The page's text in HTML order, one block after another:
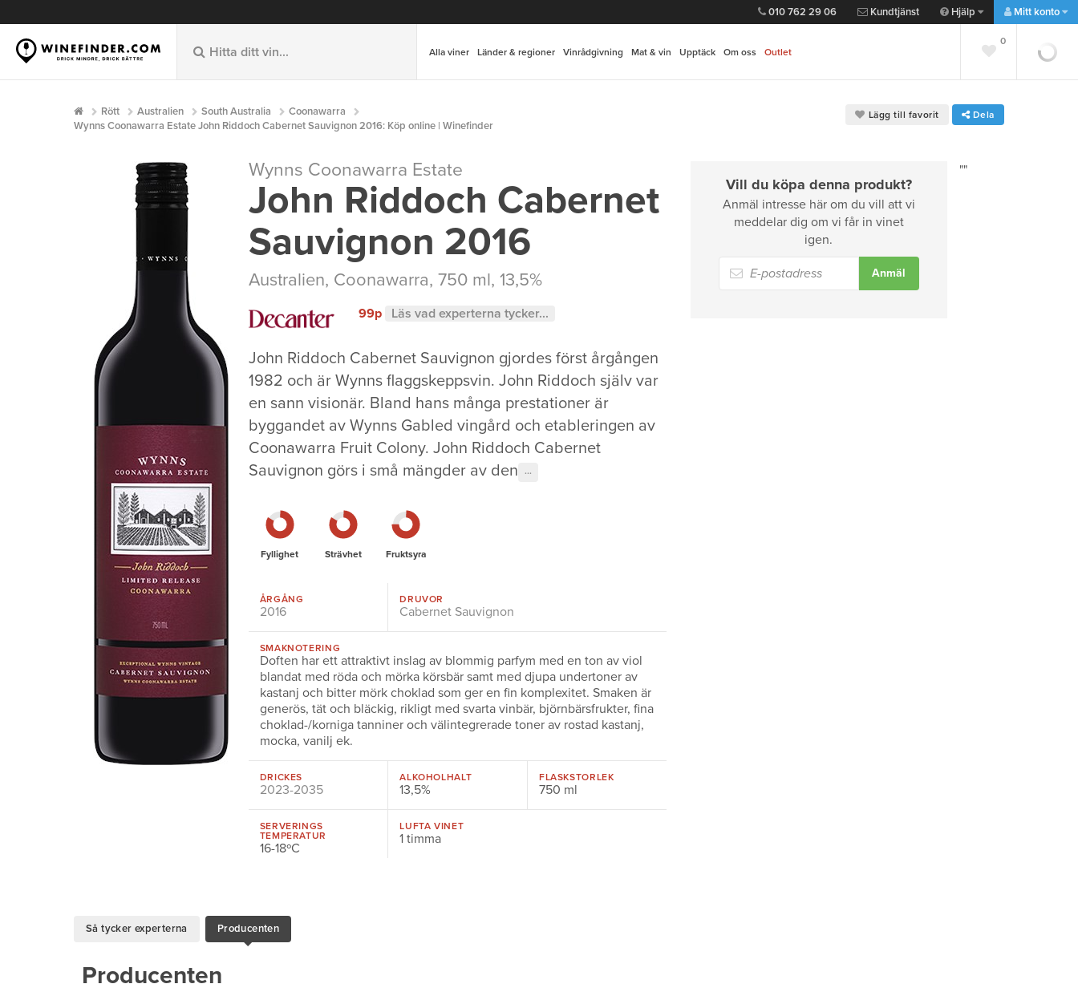
010 762 29 06 Kundtjänst Hjälp Mitt konto
Alla viner Länder & regioner Vinrådgivning Mat & vin Upptäck Om oss Outlet
0
0
Rött Australien South Australia
Coonawarra
Wynns Coonawarra Estate John Riddoch Cabernet Sauvignon 2016: Köp online | Winefinder
Lägg till favorit Dela
Wynns Coonawarra Estate
John Riddoch Cabernet
Sauvignon 2016
Australien, Coonawarra, 750 ml, 13,5%
99p Läs vad experterna tycker...
John Riddoch Cabernet Sauvignon gjordes först årgången
1982 och är Wynns flaggskeppsvin. John Riddoch själv var
en sann visionär. Bland hans många prestationer är
byggandet av Wynns Gabled vingård och etableringen av
Coonawarra Fruit Colony. John Riddoch Cabernet
Sauvignon görs i små mängder av den
···
Vill du köpa denna produkt?
Anmäl intresse här om du vill att vi
meddelar dig om vi får in vinet
igen.
Anmäl
Fyllighet Strävhet Fruktsyra
ÅRGÅNG
2016
DRUVOR
Cabernet Sauvignon
SMAKNOTERING
Doften har ett attraktivt inslag av blommig parfym med en ton av viol
blandat med röda och mörka körsbär samt med djupa undertoner av
kastanj och bitter mörk choklad som ger en fin komplexitet. Smaken är
generös, tät och bläckig, rikligt med svarta vinbär, björnbärsfrukter, fina
choklad-/korniga tanniner och välintegrerade toner av rostad kastanj,
mocka, vanilj ek.
DRICKES
2023-2035
ALKOHOLHALT
13,5%
FLASKSTORLEK
750 ml
SERVERINGS
TEMPERATUR
16-18ºC
LUFTA VINET
1 timma
Så tycker experterna Producenten
Producenten
""